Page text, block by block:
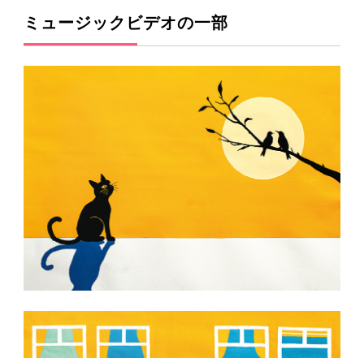
ミュージックビデオの一部